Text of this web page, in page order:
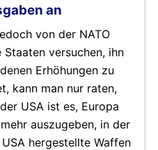
an
von der NATO
versuchen, ihn
Erhöhungen zu
kann man nur raten,
USA ist es, Europa
auszugeben, in der
hergestellte Waffen